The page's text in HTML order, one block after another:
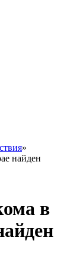
»
найден
в